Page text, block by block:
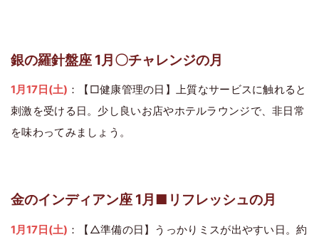
銀の羅針盤座 1月〇チャレンジの月
1月17日(土) ：【□健康管理の日】上質なサービスに触れると
刺激を受ける日。少し良いお店やホテルラウンジで、非日常
を味わってみましょう。
金のインディアン座 1月■リフレッシュの月
1月17日(土) ：【△準備の日】うっかりミスが出やすい日。約